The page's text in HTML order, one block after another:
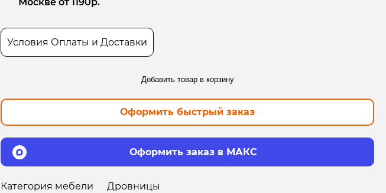
Москве от 1190р.
Условия Оплаты и Доставки
Добавить товар в корзину
Оформить быстрый заказ
Оформить заказ в МАКС
Категория мебели
Дровницы